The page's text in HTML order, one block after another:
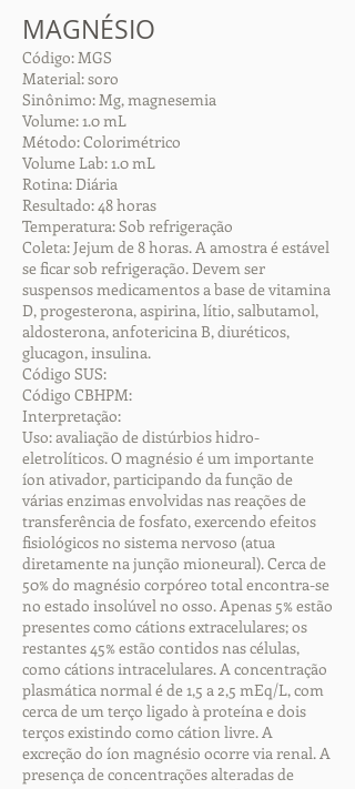
MAGNÉSIO
Código: MGS
Material: soro
Sinônimo: Mg, magnesemia
Volume: 1.0 mL
Método: Colorimétrico
Volume Lab: 1.0 mL
Rotina: Diária
Resultado: 48 horas
Temperatura: Sob refrigeração
Coleta: Jejum de 8 horas. A amostra é estável
se ficar sob refrigeração. Devem ser
suspensos medicamentos a base de vitamina
D, progesterona, aspirina, lítio, salbutamol,
aldosterona, anfotericina B, diuréticos,
glucagon, insulina.
Código SUS:
Código CBHPM:
Interpretação:
Uso: avaliação de distúrbios hidro-
eletrolíticos. O magnésio é um importante
íon ativador, participando da função de
várias enzimas envolvidas nas reações de
transferência de fosfato, exercendo efeitos
fisiológicos no sistema nervoso (atua
diretamente na junção mioneural). Cerca de
50% do magnésio corpóreo total encontra-se
no estado insolúvel no osso. Apenas 5% estão
presentes como cátions extracelulares; os
restantes 45% estão contidos nas células,
como cátions intracelulares. A concentração
plasmática normal é de 1,5 a 2,5 mEq/L, com
cerca de um terço ligado à proteína e dois
terços existindo como cátion livre. A
excreção do íon magnésio ocorre via renal. A
presença de concentrações alteradas de